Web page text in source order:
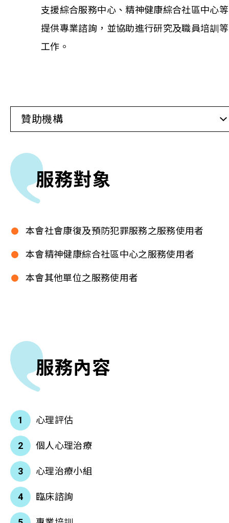
支援綜合服務中心、精神健康綜合社區中心等
提供專業諮詢，並協助進行研究及職員培訓等
工作。
贊助機構
服務對象
本會社會康復及預防犯罪服務之服務使用者
本會精神健康綜合社區中心之服務使用者
本會其他單位之服務使用者
服務內容
心理評估
個人心理治療
心理治療小組
臨床諮詢